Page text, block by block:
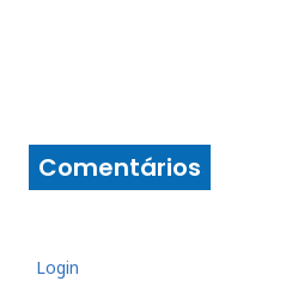
Comentários
Login